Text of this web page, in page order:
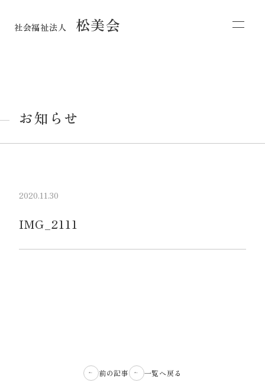
社会福祉法人 松美会
お知らせ
2020.11.30
IMG_2111
前の記事 一覧へ戻る